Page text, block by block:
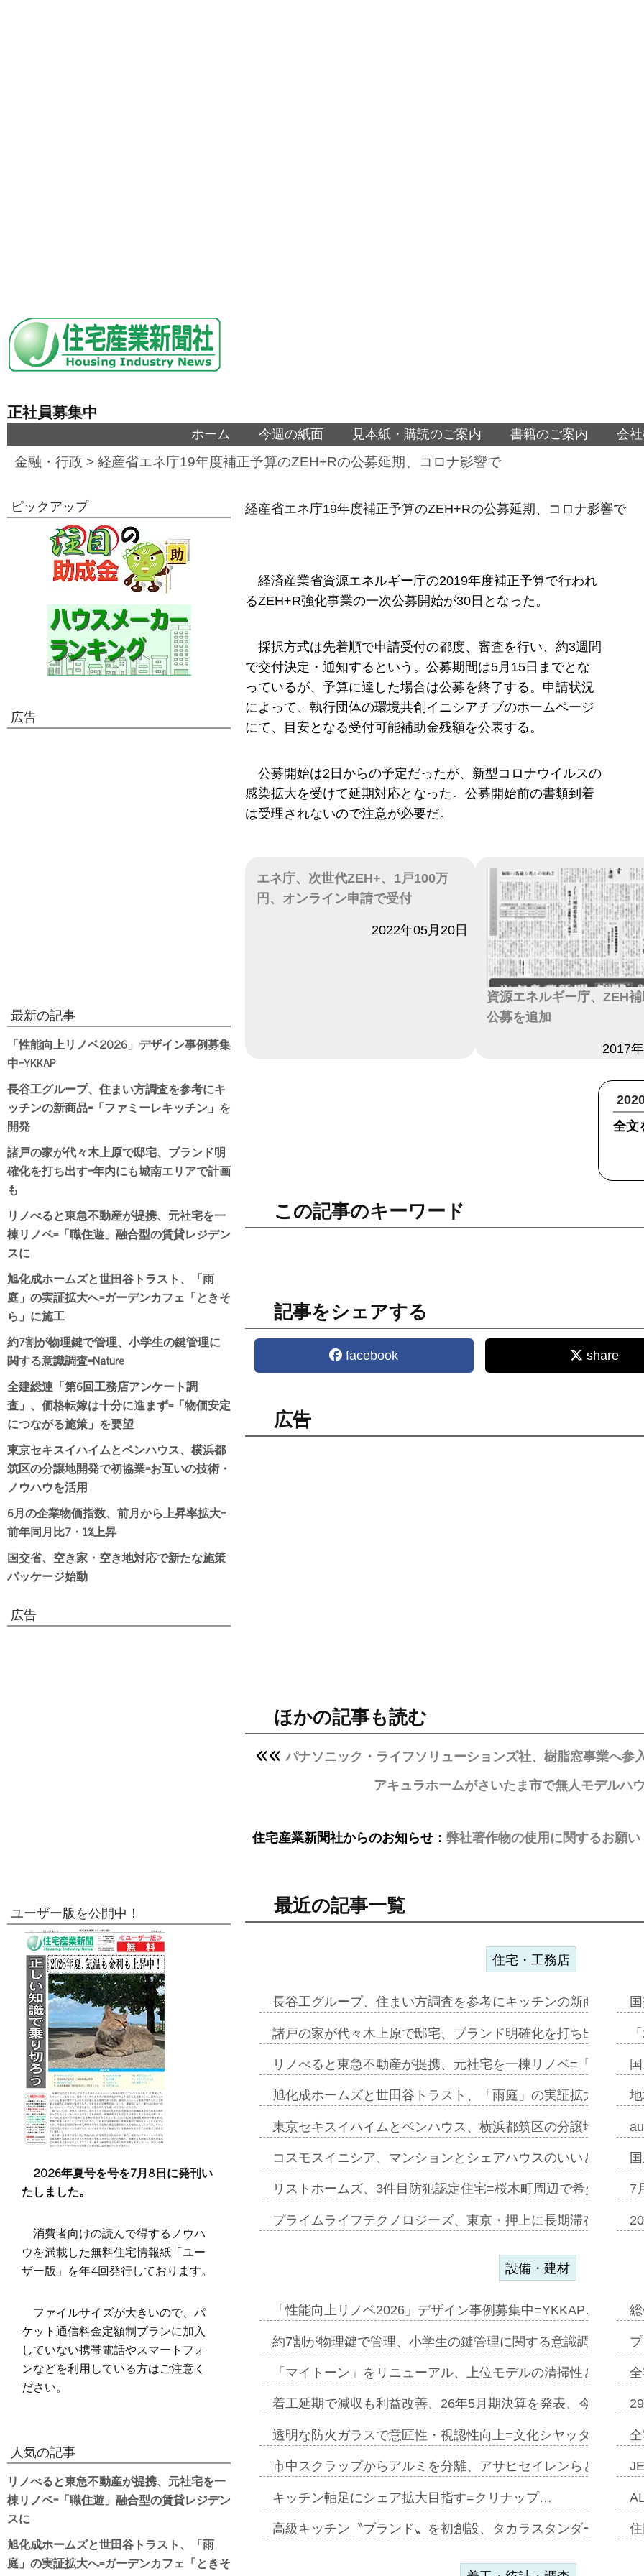
正社員募集中
ホーム 今週の紙面 見本紙・購読のご案内 書籍のご案内 会
金融・行政 > 経産省エネ庁19年度補正予算のZEH+Rの公募延期、コロナ影響で
経産省エネ庁19年度補正予算のZEH+Rの公募延期、コロナ影響で
経済産業省資源エネルギー庁の2019年度補正予算で行われ
るZEH+R強化事業の一次公募開始が30日となった。
採択方式は先着順で申請受付の都度、審査を行い、約3週間
で交付決定・通知するという。公募期間は5月15日までとな
っているが、予算に達した場合は公募を終了する。申請状況
によって、執行団体の環境共創イニシアチブのホームページ
にて、目安となる受付可能補助金残額を公表する。
公募開始は2日からの予定だったが、新型コロナウイルスの
感染拡大を受けて延期対応となった。公募開始前の書類到着
は受理されないので注意が必要だ。
エネ庁、次世代ZEH+、1戸100万
円、オンライン申請で受付
2022年05月20日
資源エネルギー庁、ZEH
公募を追加
2017
全文
この記事のキーワード
記事をシェアする
facebook share
広告
ほかの記事も読む
パナソニック・ライフソリューションズ社、樹脂窓事業へ
アキュラホームがさいたま市で無人モデルハ
住宅産業新聞社からのお知らせ： 弊社著作物の使用に関するお願い
最近の記事一覧
住宅・工務店
長谷工グループ、住まい方調査を参考にキッチンの新商品=「
諸戸の家が代々木上原で邸宅、ブランド明確化を打ち出す=年
リノべると東急不動産が提携、元社宅を一棟リノベ=「職住遊
旭化成ホームズと世田谷トラスト、「雨庭」の実証拡大へ=ガ
東京セキスイハイムとベンハウス、横浜都筑区の分譲地開発で
コスモスイニシア、マンションとシェアハウスのいいとこどり
リストホームズ、3件目防犯認定住宅=桜木町周辺で希少価値
プライムライフテクノロジーズ、東京・押上に長期滞在型ホテ
7
設備・建材
「性能向上リノベ2026」デザイン事例募集中=YKKAP…
約7割が物理鍵で管理、小学生の鍵管理に関する意識調査
「マイトーン」をリニューアル、上位モデルの清掃性と安全
着工延期で減収も利益改善、26年5月期決算を発表、今期は増
透明な防火ガラスで意匠性・視認性向上=文化シヤッター…
市中スクラップからアルミを分離、アサヒセイレンらと協働開
キッチン軸足にシェア拡大目指す=クリナップ…
高級キッチン〝ブランド〟を初創設、タカラスタンダードが新
ピックアップ
広告
最新の記事
「性能向上リノベ2026」デザイン事例募集
中=YKKAP
長谷工グループ、住まい方調査を参考にキ
ッチンの新商品=「ファミーレキッチン」を
開発
諸戸の家が代々木上原で邸宅、ブランド明
確化を打ち出す=年内にも城南エリアで計画
も
リノべると東急不動産が提携、元社宅を一
棟リノベ=「職住遊」融合型の賃貸レジデン
スに
旭化成ホームズと世田谷トラスト、「雨
庭」の実証拡大へ=ガーデンカフェ「ときそ
ら」に施工
約7割が物理鍵で管理、小学生の鍵管理に
関する意識調査=Nature
全建総連「第6回工務店アンケート調
査」、価格転嫁は十分に進まず=「物価安定
につながる施策」を要望
東京セキスイハイムとベンハウス、横浜都
筑区の分譲地開発で初協業=お互いの技術・
ノウハウを活用
6月の企業物価指数、前月から上昇率拡大=
前年同月比7・1%上昇
国交省、空き家・空き地対応で新たな施策
パッケージ始動
広告
ユーザー版を公開中！
2026年夏号を号を7月8日に発刊い
たしました。
消費者向けの読んで得するノウハ
ウを満載した無料住宅情報紙「ユー
ザー版」を年4回発行しております。
ファイルサイズが大きいので、パ
ケット通信料金定額制プランに加入
していない携帯電話やスマートフォ
ンなどを利用している方はご注意く
ださい。
人気の記事
リノべると東急不動産が提携、元社宅を一
棟リノベ=「職住遊」融合型の賃貸レジデン
スに
旭化成ホームズと世田谷トラスト、「雨
庭」の実証拡大へ=ガーデンカフェ「ときそ